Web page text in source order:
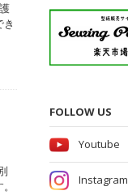
FOLLOW US
Youtube
Instagram